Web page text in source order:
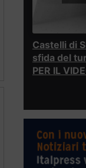
Castelli di
sfida del
PER IL